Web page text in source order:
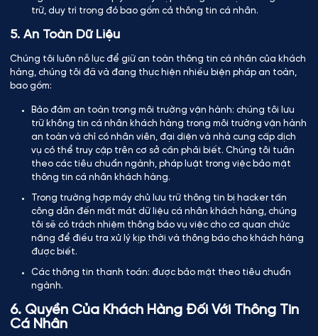
trữ, duy trì trong đó bao gồm cả thông tin cá nhân.
5. An Toàn Dữ Liệu
Chúng tôi luôn nỗ lực để giữ an toàn thông tin cá nhân của khách
hàng, chúng tôi đã và đang thực hiện nhiều biện pháp an toàn,
bao gồm:
Bảo đảm an toàn trong môi trường vận hành: chúng tôi lưu
trữ không tin cá nhân khách hàng trong môi trường vận hành
an toàn và chỉ có nhân viên, đại diện và nhà cung cấp dịch
vụ có thể truy cập trên cơ sở cần phải biết. Chúng tôi tuân
theo các tiêu chuẩn ngành, pháp luật trong việc bảo mật
thông tin cá nhân khách hàng.
Trong trường hợp máy chủ lưu trữ thông tin bị hacker tấn
công dẫn đến mất mát dữ liệu cá nhân khách hàng, chúng
tôi sẽ có trách nhiệm thông báo vụ việc cho cơ quan chức
năng để điều tra xử lý kịp thời và thông báo cho khách hàng
được biết.
Các thông tin thanh toán: được bảo mật theo tiêu chuẩn
ngành.
6. Quyền Của Khách Hàng Đối Với Thông Tin
Cá Nhân